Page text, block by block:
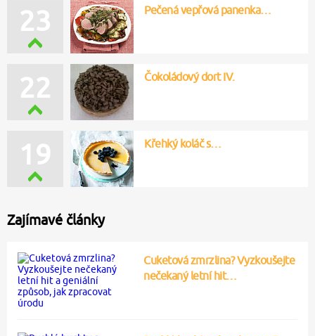
23 Pečená vepřová panenka…
22 Čokoládový dort IV.
19 Křehký koláč s…
Zajímavé články
Cuketová zmrzlina? Vyzkoušejte
nečekaný letní hit…